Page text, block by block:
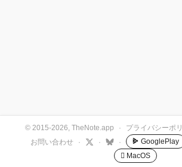
© 2015-2026, TheNote.app · プライバシーポ
お問い合わせ
· · · GooglePlay
 MacOS